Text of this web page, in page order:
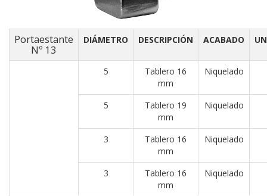
Portaestante
Nº 13
DIÁMETRO DESCRIPCIÓN ACABADO
5
Tablero 16
mm
Niquelado
5
Tablero 19
mm
Niquelado
3
Tablero 16
mm
Niquelado
3
Tablero 16
mm
Niquelado